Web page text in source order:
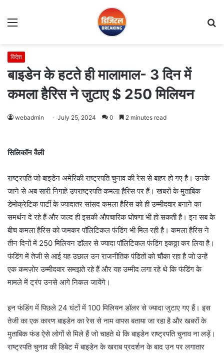
Menu
विदेश
बाइडेन के हटते ही मालामाल- 3 दिन में
कमला हैरिस ने जुटाए $ 250 मिलियन
webadmin July 25, 2024 0 2 minutes read
सिलिकॉन वैली
राष्ट्रपति जो बाइडेन अमेरिकी राष्ट्रपति चुनाव की रेस से बाहर हो गए है। उनके
जाने से अब सारी निगाहें उपराष्ट्रपति कमला हैरिस पर हैं। खबरों के मुताबिक
डेमोक्रेटिक पार्टी के ज्यादातर सांसद कमला हैरिस को ही उम्मीदवार बनाने का
समर्थन दे रहे हैं और जल्द ही इसकी औपचारिक घोषणा भी हो सकती है। इन सब के
बीच कमला हैरिस को जमकर पॉलिटिकल फंडिंग भी मिल रही है। कमला हैरिस ने
तीन दिनों में 250 मिलियन डॉलर से ज्यादा पॉलिटिकल फंडिंग इकठ्ठा कर लिया है।
फंडिंग में तेजी से आई यह उछाल उन राजनीतिक पंडितों को चौंका रहा है जो उन्हें
एक कमज़ोर उम्मीदवार समझते रहे हैं और यह उम्मीद लगा रहे थे कि फंडिंग के
मामले में ट्रंप उनसे आगे निकल जायेंगे।
इन फंडिंग में पिछले 24 घंटों में 100 मिलियन डॉलर से ज्यादा जुटाए गए हैं। इस
तेजी का एक कारण बाइडेन का रेस से नाम वापस बताया जा रहा है और खबरों के
मुताबिक फंड ऐसे लोगों से मिले हैं जो चाहते थे कि बाइडेन राष्ट्रपति चुनाव ना लड़ें।
राष्ट्रपति चुनाव की डिबेट में बाइडेन के खराब प्रदर्शन के बाद उन पर लगातार